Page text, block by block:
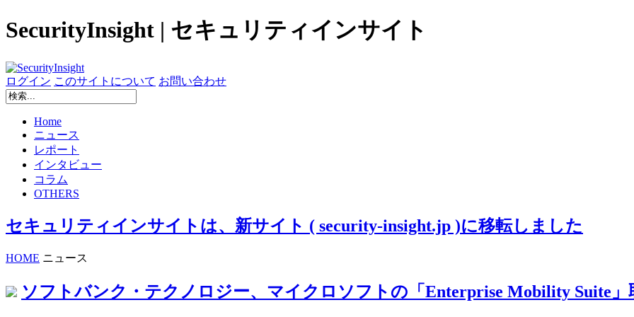
SecurityInsight | セキュリティインサイト
ログイン このサイトについて お問い合わせ
Home
ニュース
レポート
インタビュー
コラム
OTHERS
セキュリティインサイトは、新サイト ( security-insight.jp )に移転しました
HOME ニュース
ソフトバンク・テクノロジー、マイクロソフトの「Enterprise Mobility Suite」